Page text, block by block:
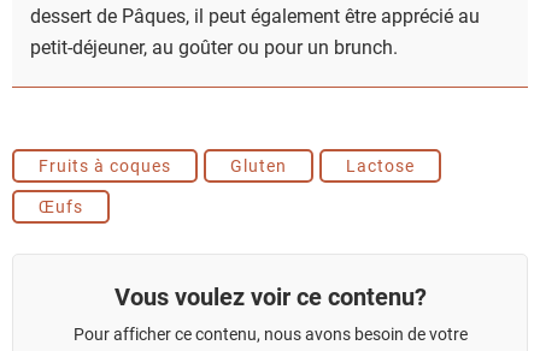
dessert de Pâques, il peut également être apprécié au
petit-déjeuner, au goûter ou pour un brunch.
Fruits à coques Gluten
Lactose
Œufs
Vous voulez voir ce contenu?
Pour afficher ce contenu, nous avons besoin de votre